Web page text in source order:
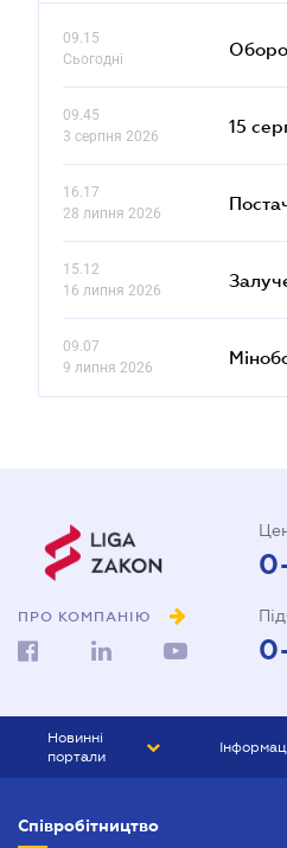
09.15
Сьогодні
09.45
3 серпня 2026
15
16.17
28 липня 2026
15.12
16 липня 2026
09.07
9 липня 2026
ПРО КОМПАНІЮ
Новинні
портали
БІЗНЕС
Співробітництво